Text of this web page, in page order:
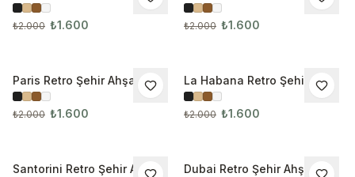
Çerçeveli Tablo 1043
₺2.000 ₺1.600
Çerçeveli Tablo 1044
₺2.000 ₺1.600
İNDIRIM
Paris Retro Şehir Ahşap
Çerçeveli Tablo 1045
₺2.000 ₺1.600
İNDIRIM
La Habana Retro Şehir
Ahşap Çerçeveli Tablo
₺2.000 ₺1.600
İNDIRIM
Santorini Retro Şehir Ahşap
İNDIRIM
Dubai Retro Şehir Ahşap